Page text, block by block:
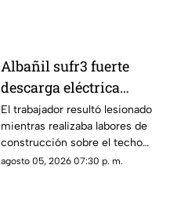
Albañil sufr3 fuerte
descarga eléctrica
mientras trabajaba en
una azotea de San José
Buenavista
El trabajador resultó lesionado
mientras realizaba labores de
construcción sobre el techo
de una vivienda y tuvo que
agosto 05, 2026 07:30 p. m.